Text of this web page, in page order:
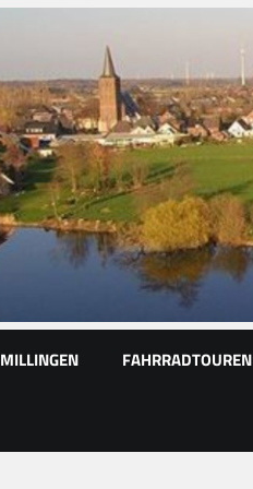
MILLINGEN FAHRRADTOUREN